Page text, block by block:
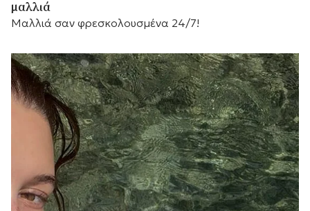
μαλλιά
Μαλλιά σαν φρεσκολουσμένα 24/7!